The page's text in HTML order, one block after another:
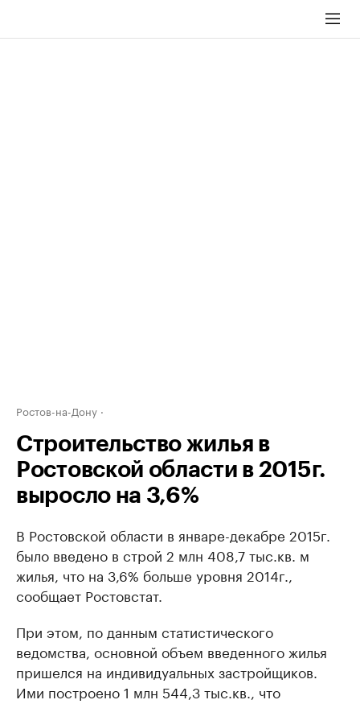
Ростов-на-Дону
Строительство жилья в
Ростовской области в 2015г.
выросло на 3,6%
В Ростовской области в январе-декабре 2015г.
было введено в строй 2 млн 408,7 тыс.кв. м
жилья, что на 3,6% больше уровня 2014г.,
сообщает Ростовстат.
При этом, по данным статистического
ведомства, основной объем введенного жилья
пришелся на индивидуальных застройщиков.
Ими построено 1 млн 544,3 тыс.кв., что